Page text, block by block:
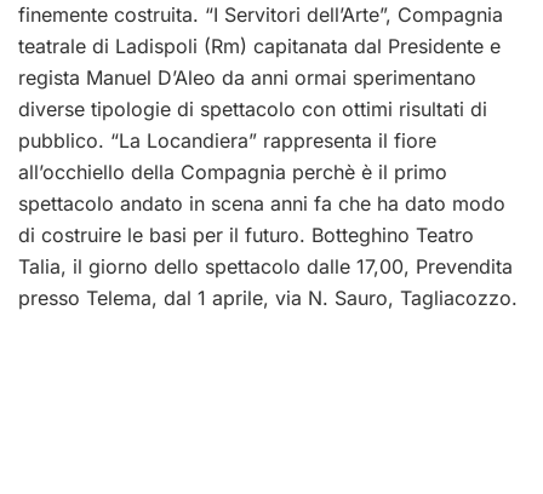
finemente costruita. “I Servitori dell’Arte”, Compagnia
teatrale di Ladispoli (Rm) capitanata dal Presidente e
regista Manuel D’Aleo da anni ormai sperimentano
diverse tipologie di spettacolo con ottimi risultati di
pubblico. “La Locandiera” rappresenta il fiore
all’occhiello della Compagnia perchè è il primo
spettacolo andato in scena anni fa che ha dato modo
di costruire le basi per il futuro. Botteghino Teatro
Talia, il giorno dello spettacolo dalle 17,00, Prevendita
presso Telema, dal 1 aprile, via N. Sauro, Tagliacozzo.